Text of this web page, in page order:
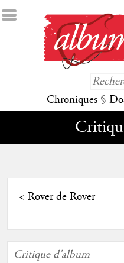
Chroniques §
< Rover de Rover
Critique d'album